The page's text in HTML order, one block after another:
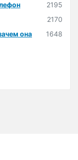
2195
2170
она
1648